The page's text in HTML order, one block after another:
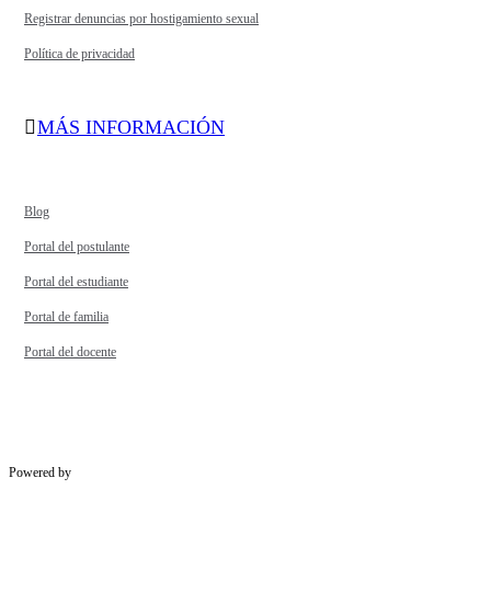
Registrar denuncias por hostigamiento sexual
Política de privacidad
MÁS INFORMACIÓN
Blog
Portal del postulante
Portal del estudiante
Portal de familia
Portal del docente
Powered by